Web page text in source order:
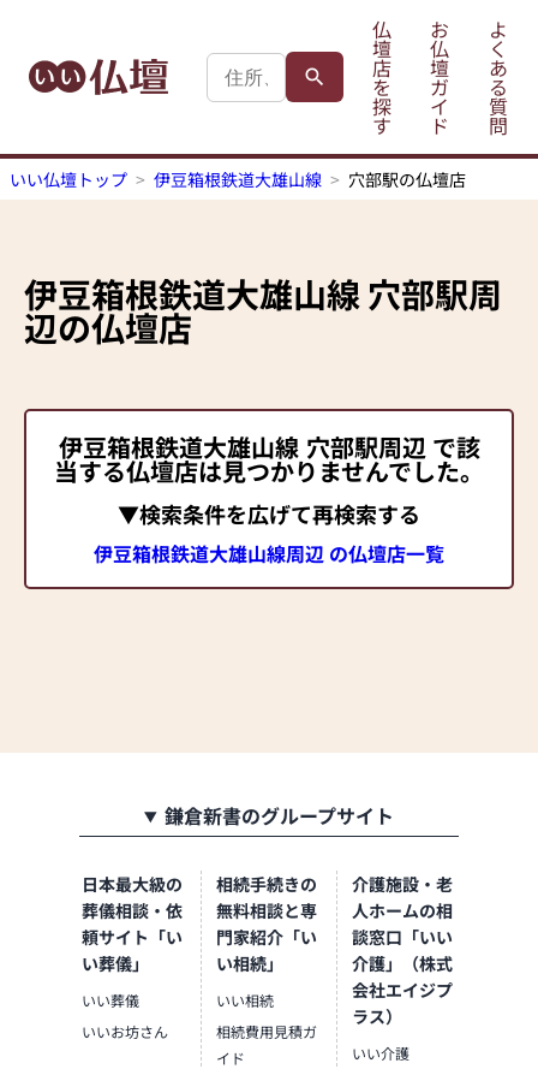
仏
壇
店
を
探
す
お
仏
壇
ガ
イ
ド
よ
く
あ
る
質
問
いい仏壇トップ 伊豆箱根鉄道大雄山線 穴部駅の仏壇店
伊豆箱根鉄道大雄山線穴部駅周
辺の仏壇店
伊豆箱根鉄道大雄山線 穴部駅周辺 で該
当する仏壇店は見つかりませんでした。
▼検索条件を広げて再検索する
伊豆箱根鉄道大雄山線周辺 の仏壇店一覧
鎌倉新書のグループサイト
日本最大級の
葬儀相談・依
頼サイト「い
い葬儀」
いい葬儀
いいお坊さん
相続手続きの
無料相談と専
門家紹介「い
い相続」
いい相続
相続費用見積ガ
イド
介護施設・老
人ホームの相
談窓口「いい
介護」（株式
会社エイジプ
ラス）
いい介護